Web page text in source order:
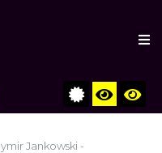
Jankowski -